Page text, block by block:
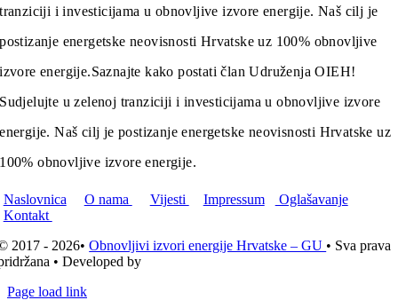
tranziciji i investicijama u obnovljive izvore energije. Naš cilj je
postizanje energetske neovisnosti Hrvatske uz 100% obnovljive
izvore energije.Saznajte kako postati član Udruženja OIEH!
Sudjelujte u zelenoj tranziciji i investicijama u obnovljive izvore
energije. Naš cilj je postizanje energetske neovisnosti Hrvatske uz
100% obnovljive izvore energije.
Naslovnica O nama Vijesti Impressum
Oglašavanje
Kontakt
2017 - 2026•Obnovljivi izvori energije Hrvatske – GU • Sva prava
• Developed by
Page load link